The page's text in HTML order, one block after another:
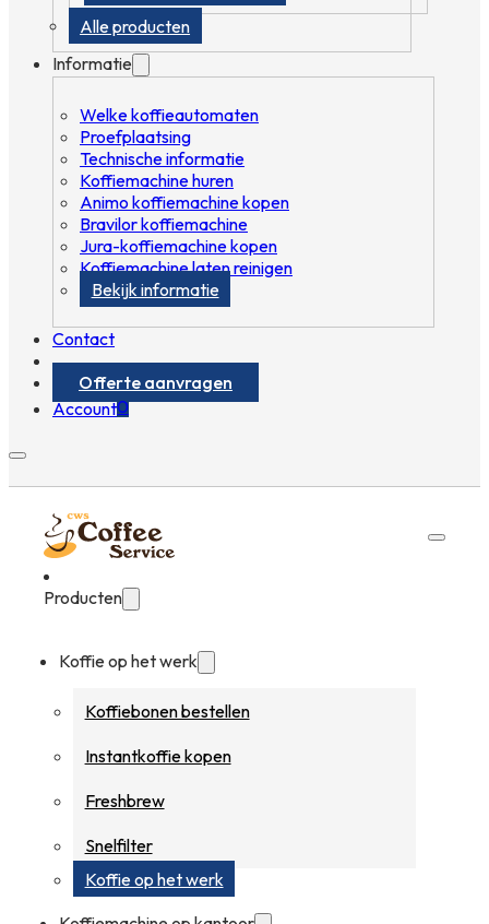
Alle producten
Informatie
Welke koffieautomaten
Proefplaatsing
Technische informatie
Koffiemachine huren
Animo koffiemachine kopen
Bravilor koffiemachine
Jura-koffiemachine kopen
Koffiemachine laten reinigen
Bekijk informatie
Contact
Offerte aanvragen
Account0
Producten
Koffie op het werk
Koffiebonen bestellen
Instantkoffie kopen
Freshbrew
Snelfilter
Koffie op het werk